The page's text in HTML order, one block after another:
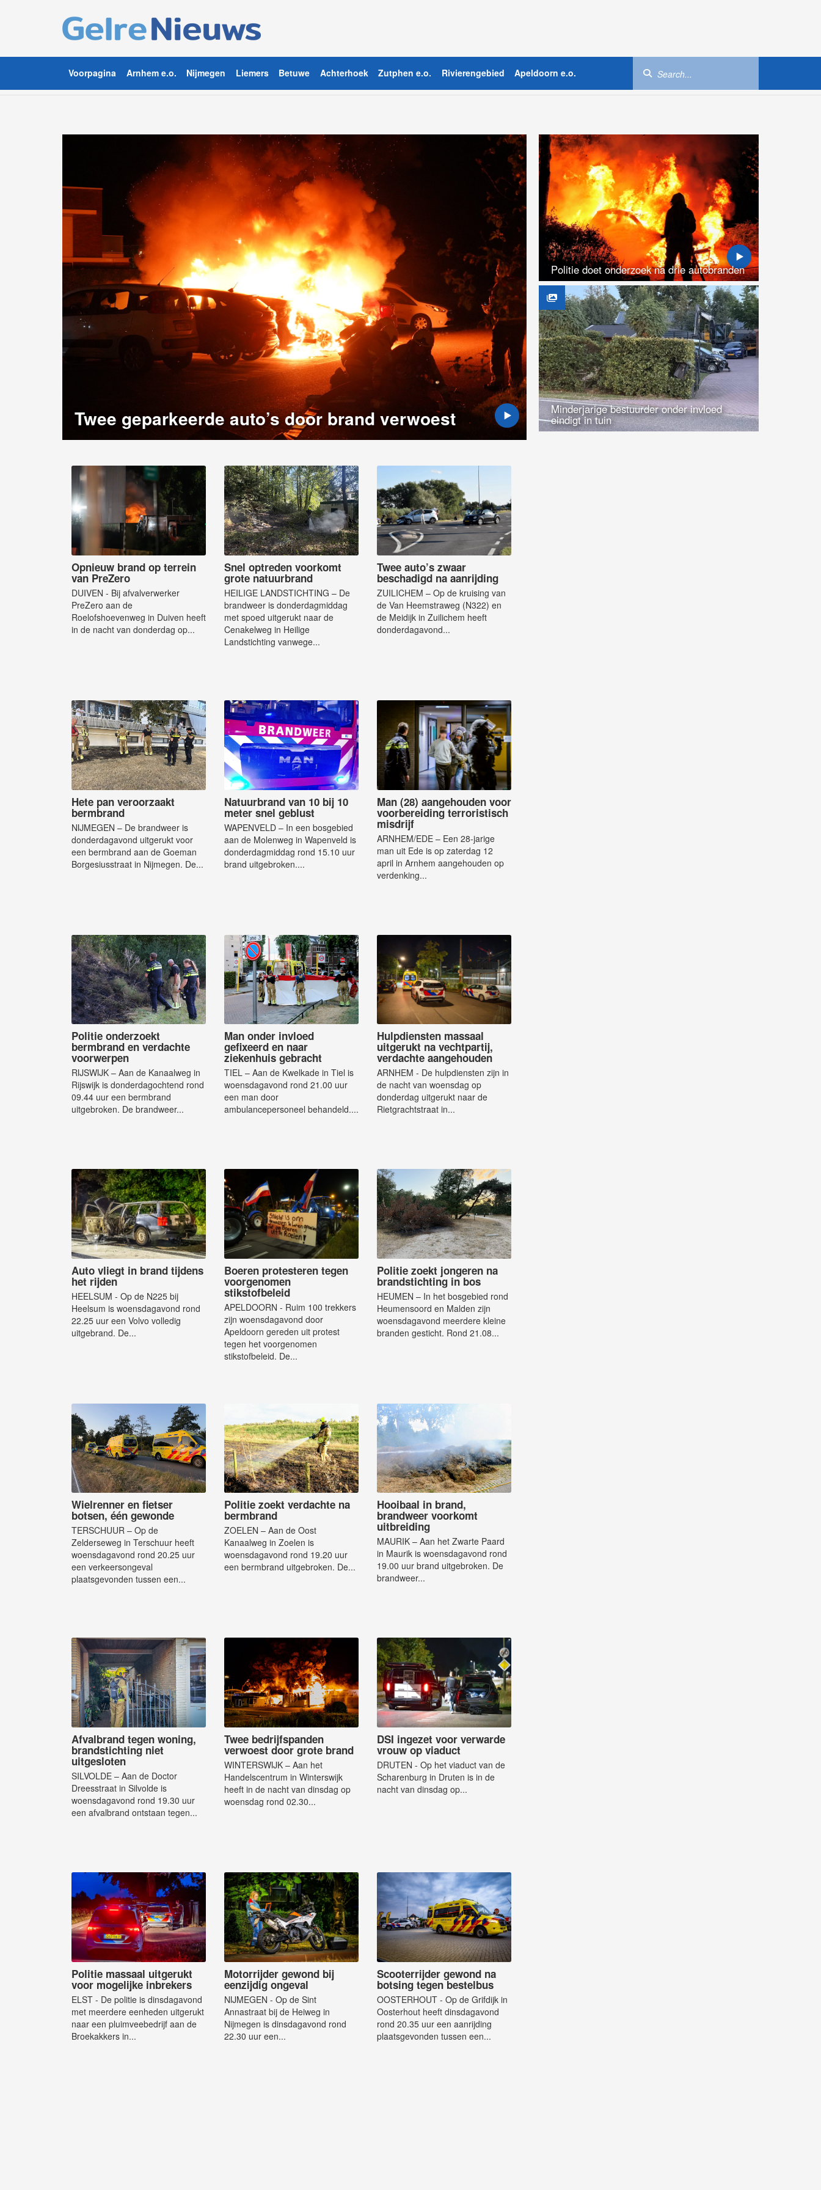
Voorpagina Arnhem e.o. Nijmegen Liemers Betuwe Achterhoek Zutphen e.o. Rivierengebied Apeldoorn e.o.
Twee geparkeerde auto’s door brand verwoest
Politie doet onderzoek na drie autobranden
Minderjarige bestuurder onder invloed
eindigt in tuin
Opnieuw brand op terrein
van PreZero
DUIVEN - Bij afvalverwerker
PreZero aan de
Roelofshoevenweg in Duiven heeft
in de nacht van donderdag op...
Snel optreden voorkomt
grote natuurbrand
HEILIGE LANDSTICHTING – De
brandweer is donderdagmiddag
met spoed uitgerukt naar de
Cenakelweg in Heilige
Landstichting vanwege...
Twee auto’s zwaar
beschadigd na aanrijding
ZUILICHEM – Op de kruising van
de Van Heemstraweg (N322) en
de Meidijk in Zuilichem heeft
donderdagavond...
Hete pan veroorzaakt
bermbrand
NIJMEGEN – De brandweer is
donderdagavond uitgerukt voor
een bermbrand aan de Goeman
Borgesiusstraat in Nijmegen. De...
Natuurbrand van 10 bij 10
meter snel geblust
WAPENVELD – In een bosgebied
aan de Molenweg in Wapenveld is
donderdagmiddag rond 15.10 uur
brand uitgebroken....
Man (28) aangehouden voor
voorbereiding terroristisch
misdrijf
ARNHEM/EDE – Een 28-jarige
man uit Ede is op zaterdag 12
april in Arnhem aangehouden op
verdenking...
Politie onderzoekt
bermbrand en verdachte
voorwerpen
RIJSWIJK – Aan de Kanaalweg in
Rijswijk is donderdagochtend rond
09.44 uur een bermbrand
uitgebroken. De brandweer...
Man onder invloed
gefixeerd en naar
ziekenhuis gebracht
TIEL – Aan de Kwelkade in Tiel is
woensdagavond rond 21.00 uur
een man door
ambulancepersoneel behandeld....
Hulpdiensten massaal
uitgerukt na vechtpartij,
verdachte aangehouden
ARNHEM - De hulpdiensten zijn in
de nacht van woensdag op
donderdag uitgerukt naar de
Rietgrachtstraat in...
Auto vliegt in brand tijdens
het rijden
HEELSUM - Op de N225 bij
Heelsum is woensdagavond rond
22.25 uur een Volvo volledig
uitgebrand. De...
Boeren protesteren tegen
voorgenomen
stikstofbeleid
APELDOORN - Ruim 100 trekkers
zijn woensdagavond door
Apeldoorn gereden uit protest
tegen het voorgenomen
stikstofbeleid. De...
Politie zoekt jongeren na
brandstichting in bos
HEUMEN – In het bosgebied rond
Heumensoord en Malden zijn
woensdagavond meerdere kleine
branden gesticht. Rond 21.08...
Wielrenner en fietser
botsen, één gewonde
TERSCHUUR – Op de
Zelderseweg in Terschuur heeft
woensdagavond rond 20.25 uur
een verkeersongeval
plaatsgevonden tussen een...
Politie zoekt verdachte na
bermbrand
ZOELEN – Aan de Oost
Kanaalweg in Zoelen is
woensdagavond rond 19.20 uur
een bermbrand uitgebroken. De...
Hooibaal in brand,
brandweer voorkomt
uitbreiding
MAURIK – Aan het Zwarte Paard
in Maurik is woensdagavond rond
19.00 uur brand uitgebroken. De
brandweer...
Afvalbrand tegen woning,
brandstichting niet
uitgesloten
SILVOLDE – Aan de Doctor
Dreesstraat in Silvolde is
woensdagavond rond 19.30 uur
een afvalbrand ontstaan tegen...
Twee bedrijfspanden
verwoest door grote brand
WINTERSWIJK – Aan het
Handelscentrum in Winterswijk
heeft in de nacht van dinsdag op
woensdag rond 02.30...
DSI ingezet voor verwarde
vrouw op viaduct
DRUTEN - Op het viaduct van de
Scharenburg in Druten is in de
nacht van dinsdag op...
Politie massaal uitgerukt
voor mogelijke inbrekers
ELST - De politie is dinsdagavond
met meerdere eenheden uitgerukt
naar een pluimveebedrijf aan de
Broekakkers in...
Motorrijder gewond bij
eenzijdig ongeval
NIJMEGEN - Op de Sint
Annastraat bij de Heiweg in
Nijmegen is dinsdagavond rond
22.30 uur een...
Scooterrijder gewond na
botsing tegen bestelbus
OOSTERHOUT - Op de Grifdijk in
Oosterhout heeft dinsdagavond
rond 20.35 uur een aanrijding
plaatsgevonden tussen een...